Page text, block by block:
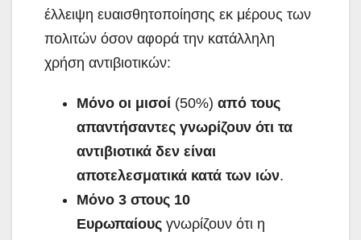
έλλειψη ευαισθητοποίησης εκ μέρους των
πολιτών όσον αφορά την κατάλληλη
χρήση αντιβιοτικών:
Μόνο οι μισοί (50%) από τους
απαντήσαντες γνωρίζουν ότι τα
αντιβιοτικά δεν είναι
αποτελεσματικά κατά των ιών.
Μόνο 3 στους 10
Ευρωπαίους γνωρίζουν ότι η